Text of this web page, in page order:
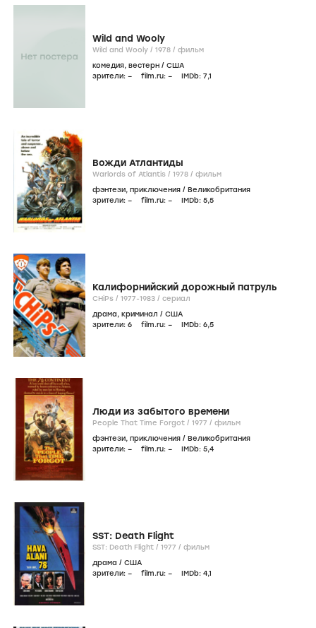
Wild and Wooly
Wild and Wooly / 1978 / фильм
комедия, вестерн / США
зрители: – film.ru: – IMDb: 7,1
Вожди Атлантиды
Warlords of Atlantis / 1978 / фильм
фэнтези, приключения / Великобритания
зрители: – film.ru: – IMDb: 5,5
Калифорнийский дорожный патруль
CHiPs / 1977-1983 / сериал
драма, криминал / США
зрители: 6 film.ru: – IMDb: 6,5
Люди из забытого времени
People That Time Forgot / 1977 / фильм
фэнтези, приключения / Великобритания
зрители: – film.ru: – IMDb: 5,4
SST: Death Flight
SST: Death Flight / 1977 / фильм
драма / США
зрители: – film.ru: – IMDb: 4,1